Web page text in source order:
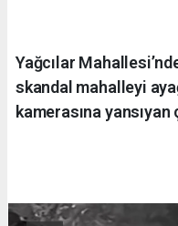
Yağcılar
skandal mahalleyi
kamerasına